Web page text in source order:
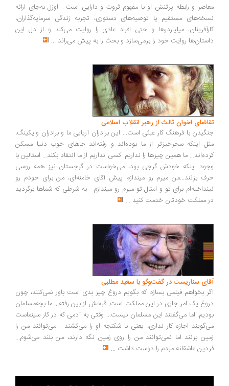
و رابطه پرتنش او با مفهوم ثروت و دارایی است... اوزل به‌جای ارائه
مستقیم یا توصیه‌های دستوری، تجربه زندگی سرمایه‌گذاران،
میلیاردرها و حتی افراد عادی را روایت می‌کند و از دل این
روایت خود را برمی‌سازد و بحث را به پیش می‌راند ...
اخوان ثالث از رهبر انقلاب اسلامی
با فرهنگ کار عبثی است... این برادران آریایی ما و برادران وایکینگ،
اینکه سحرخیزتر از ما بوده‌اند و رفته‌اند جاهای خوب دنیا مسکن
ما همین چیزها را نداریم. کسی نداریم از ما انتقاد بکند... استالین با
اینکه خودش گرجی بود، می‌خواست در گرجستان نیز همه روسی
بزنند...من میرم رو میندازم پیش آقای خامنه‌ای، من برای خودم رو
برای تو و امثال تو میرم رو میندازم... به شرطی که شماها برگردید
مملکت خودتان خدمت کنید...
سناریست در گفت‌وگو با سعید مطلبی
بخواهم فیلمی بسازم که بگویم دروغ چیز بدی است باور نمی‌کنند، چون
یک امر جاری در این مملکت است. قبحش از بین رفته... ما بچه‌مسلمان
اما می‌گفتند این مسلمان نیست... وقتی به آدمی که در کار سینماست
اجازه کار نداری، یعنی با شکنجه او را می‌کشند... می‌توانند من را
بزنند اما نمی‌توانند من را روی زمین نگه دارند، من بلند می‌شوم...
عاشقانه مردم را دوست داشت ...